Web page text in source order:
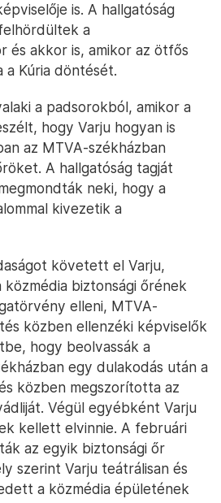
is. A hallgatóság
a
és akkor is, amikor az ötfős
a Kúria döntését.
a padsorokból, amikor a
hogy Varju hogyan is
az MTVA-székházban
A hallgatóság tagját
neki, hogy a
kivezetik a
követett el Varju,
biztonsági őrének
elleni, MTVA-
közben ellenzéki képviselők
hogy beolvassák a
egy dulakodás után a
közben megszorította az
Végül egyébként Varju
kellett elvinnie. A februári
az egyik biztonsági őr
szerint Varju teátrálisan és
a közmédia épületének